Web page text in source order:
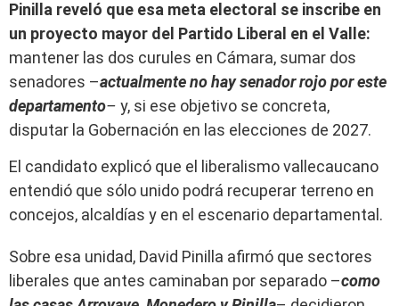
Pinilla reveló que esa meta electoral se inscribe en
un proyecto mayor del Partido Liberal en el Valle:
mantener las dos curules en Cámara, sumar dos
senadores –actualmente no hay senador rojo por este
departamento– y, si ese objetivo se concreta,
disputar la Gobernación en las elecciones de 2027.
El candidato explicó que el liberalismo vallecaucano
entendió que sólo unido podrá recuperar terreno en
concejos, alcaldías y en el escenario departamental.
Sobre esa unidad, David Pinilla afirmó que sectores
liberales que antes caminaban por separado –como